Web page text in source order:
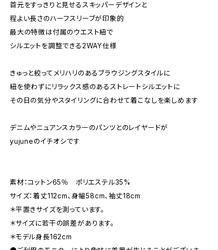
首元をすっきりと見せるスキッパーデザインと
程よい長さのハーフスリーブが印象的
最大の特徴は付属のウエスト紐で
シルエットを調整できる2WAY仕様
きゅっと絞ってメリハリのあるブラウジングスタイルに
紐を使わずにリラックス感のあるストレートシルエットに
その日の気分やスタイリングに合わせて着こなしを楽しめます
デニムやニュアンスカラーのパンツとのレイヤードが
yujuneのイチオシです
素材：コットン65％ ポリエステル35%
サイズ：着丈112cm、身幅58cm、袖丈18cm
＊平置きサイズを測っています。
＊サイズに若干の誤差があります。
＊モデル身長162cm